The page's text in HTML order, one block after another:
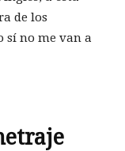
de los
sí no me van a